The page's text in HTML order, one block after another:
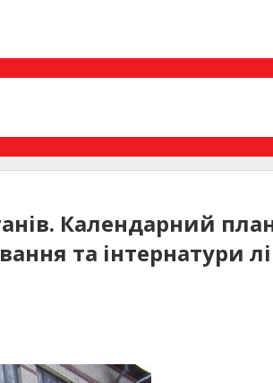
Календарний план
та інтернатури